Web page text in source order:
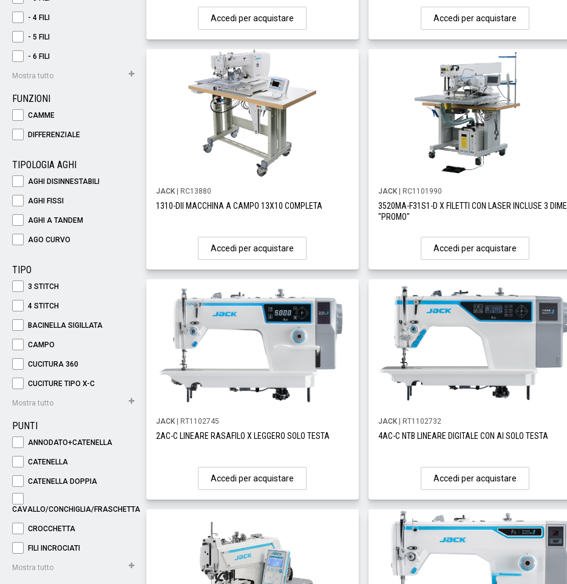
- 4 FILI
- 5 FILI
- 6 FILI
Mostra tutto
FUNZIONI
CAMME
DIFFERENZIALE
TIPOLOGIA AGHI
AGHI DISINNESTABILI
AGHI FISSI
AGHI A TANDEM
AGO CURVO
TIPO
3 STITCH
4 STITCH
BACINELLA SIGILLATA
CAMPO
CUCITURA 360
CUCITURE TIPO X-C
Mostra tutto
PUNTI
ANNODATO+CATENELLA
CATENELLA
CATENELLA DOPPIA
CAVALLO/CONCHIGLIA/FRASCHETTA
CROCCHETTA
FILI INCROCIATI
Mostra tutto
Accedi per acquistare Accedi per acquistare
JACK| RC13880
1310-DII MACCHINA A CAMPO 13X10 COMPLETA
Accedi per acquistare
JACK | RC1101990
3520MA-F31S1-D X FILETTI CON LASER INCLUSE 3 DIME
"PROMO"
Accedi per acquistare
JACK| RT1102745
2AC-C LINEARE RASAFILO X LEGGERO SOLO TESTA
Accedi per acquistare
JACK | RT1102732
4AC-C NTB LINEARE DIGITALE CON AI SOLO TESTA
Accedi per acquistare